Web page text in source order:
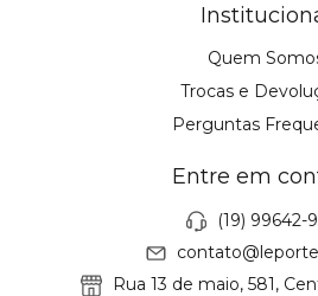
Quem
Trocas e
Perguntas
Entre em
(19) 99642-
Rua 13 de maio, 581,